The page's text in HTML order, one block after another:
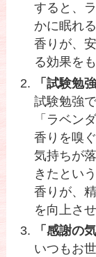
すると、
かに眠れ
香りが、
る効果を
「試験勉
試験勉強
「ラベン
香りを嗅ぐ
気持ちが
きたとい
香りが、
を向上さ
「感謝の
いつもお